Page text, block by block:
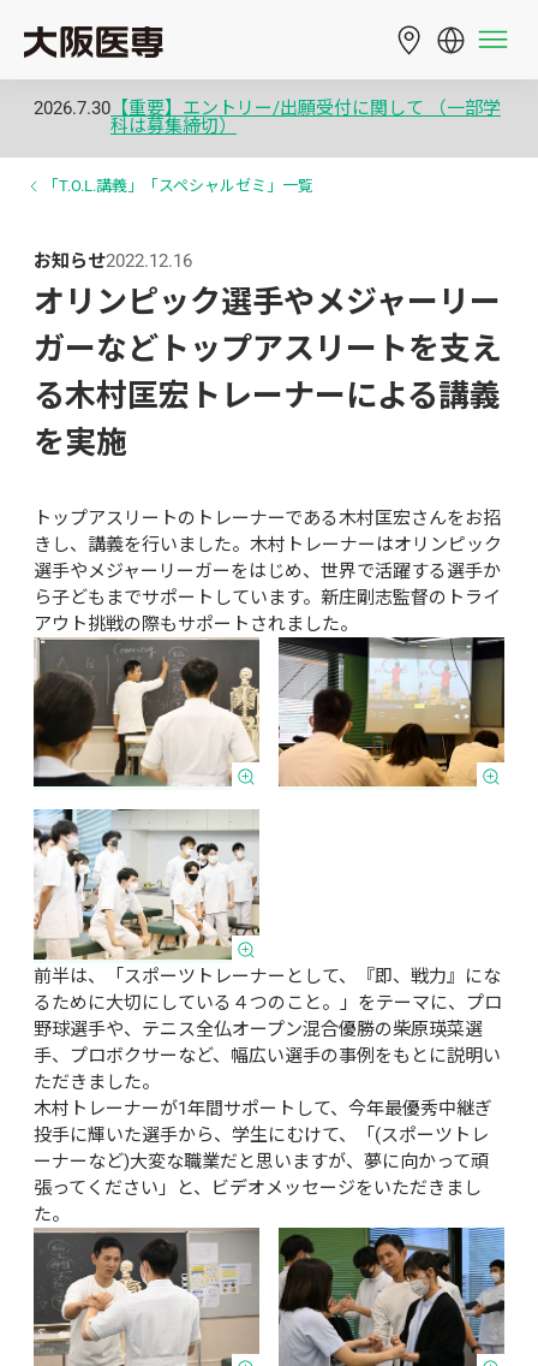
2026.7.30 【重要】エントリー/出願受付に関して （一部学
科は募集締切）
「T.O.L.講義」「スペシャルゼミ」一覧
お知らせ2022.12.16
オリンピック選手やメジャーリー
ガーなどトップアスリートを支え
る木村匡宏トレーナーによる講義
を実施
トップアスリートのトレーナーである木村匡宏さんをお招
きし、講義を行いました。木村トレーナーはオリンピック
選手やメジャーリーガーをはじめ、世界で活躍する選手か
ら子どもまでサポートしています。新庄剛志監督のトライ
アウト挑戦の際もサポートされました。
前半は、「スポーツトレーナーとして、『即、戦力』にな
るために大切にしている４つのこと。」をテーマに、プロ
野球選手や、テニス全仏オープン混合優勝の柴原瑛菜選
手、プロボクサーなど、幅広い選手の事例をもとに説明い
ただきました。
木村トレーナーが1年間サポートして、今年最優秀中継ぎ
投手に輝いた選手から、学生にむけて、「(スポーツトレ
ーナーなど)大変な職業だと思いますが、夢に向かって頑
張ってください」と、ビデオメッセージをいただきまし
た。